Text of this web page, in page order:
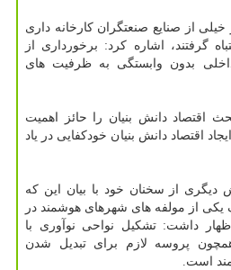
خیلی از صنایع صنعتگران کارخانه داری
گرفتند، اشاره کرد: برخورداری از
بدون وابستگی به ظرفیت های
اقتصاد دانش بنیان را حائز اهمیت
اقتصاد دانش بنیان خودکفایی در یاد
از سخنان خود با بیان این که
از مولفه های شهرهای هوشمند در
داشت: تشکیل نواحی نوآوری با
پروسه لازم برای تبدیل شدن
است.